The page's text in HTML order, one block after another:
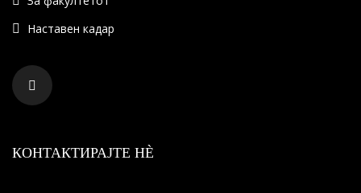
Наставен кадар
КОНТАКТИРАЈТЕ НÈ